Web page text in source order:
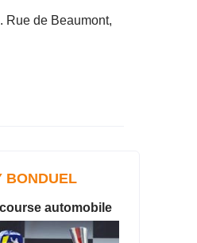
Rue de Beaumont,
BONDUEL
automobile